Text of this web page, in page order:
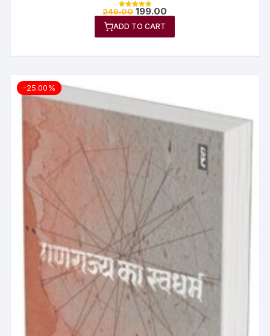
Rated
out of 5
249.00 199.00
ADD TO CART
-25.00%